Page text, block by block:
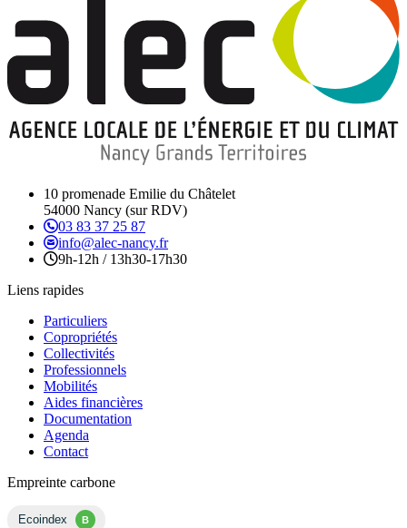
10 promenade Emilie du Châtelet
54000 Nancy (sur RDV)
03 83 37 25 87
info@alec-nancy.fr
9h-12h / 13h30-17h30
Liens rapides
Particuliers
Copropriétés
Collectivités
Professionnels
Mobilités
Aides financières
Documentation
Agenda
Contact
Empreinte carbone
Ecoindex B